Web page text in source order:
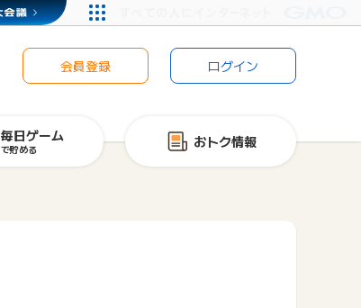
会員登録 ログイン
毎日ゲーム
で貯める おトク情報